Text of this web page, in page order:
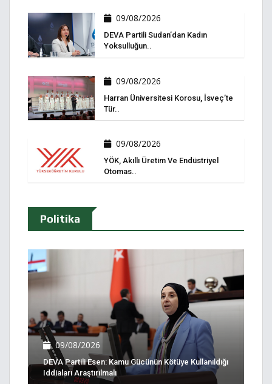
09/08/2026
DEVA Partili Sudan’dan Kadın
Yoksulluğun..
09/08/2026
Harran Üniversitesi Korosu, İsveç’te
Tür..
09/08/2026
YÖK, Akıllı Üretim Ve Endüstriyel
Otomas..
Politika
09/08/2026
DEVA Partili Esen: Kamu Gücünün Kötüye Kullanıldığı
Iddiaları Araştırılmalı